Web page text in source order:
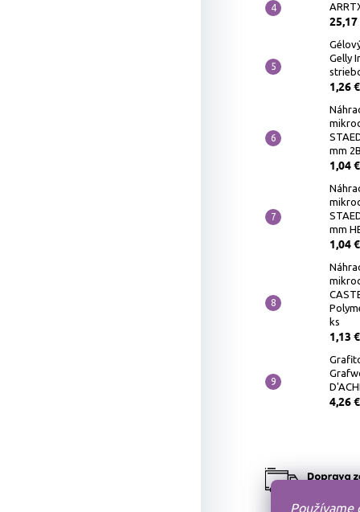
Používame
25,17
Gelly
1,26 €
mm
1,04 €
mm
1,04 €
ks
1,13 €
4,26 €